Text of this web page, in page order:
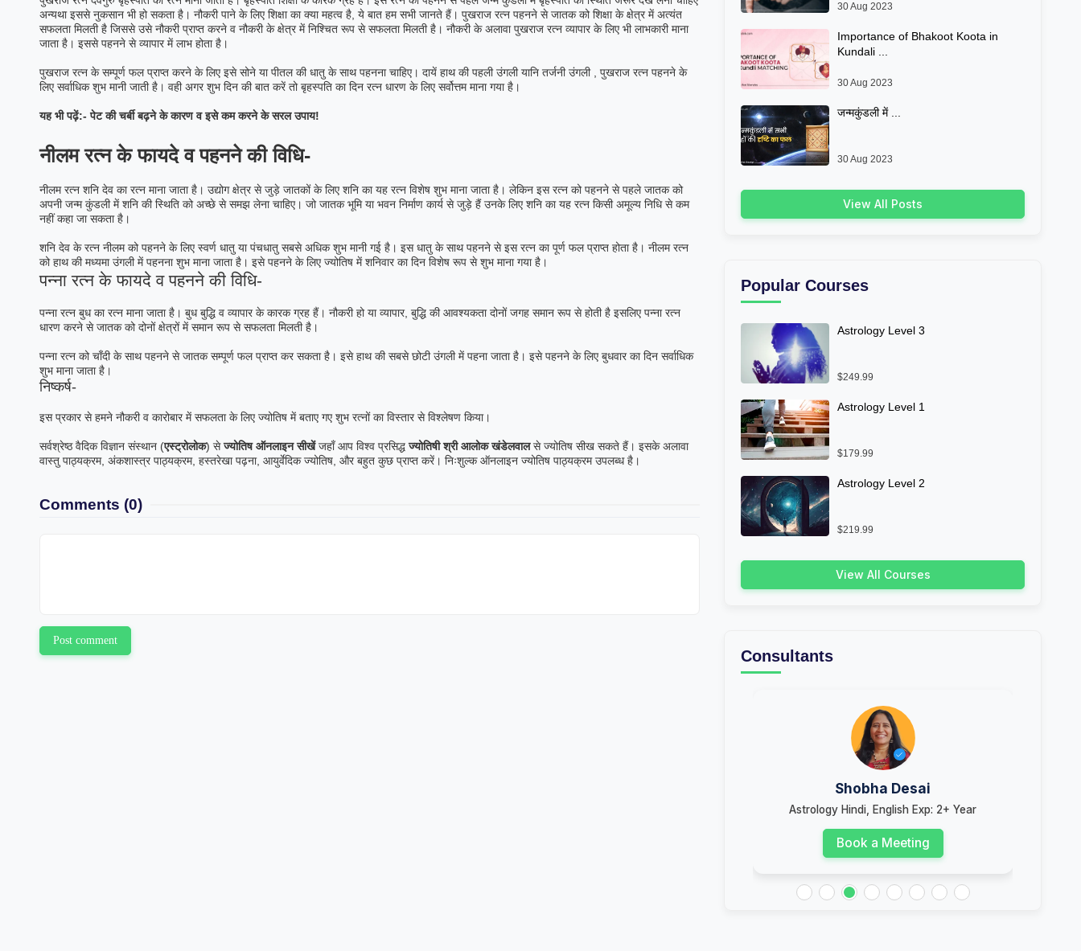
अन्यथा इससे नुकसान भी हो सकता है। नौकरी पाने के लिए शिक्षा का क्या महत्व है, ये बात हम सभी जानते हैं। पुखराज रत्न पहनने से जातक को शिक्षा के क्षेत्र में अत्यंत
सफलता मिलती है जिससे उसे नौकरी प्राप्त करने व नौकरी के क्षेत्र में निश्चित रूप से सफलता मिलती है। नौकरी के अलावा पुखराज रत्न व्यापार के लिए भी लाभकारी माना
जाता है। इससे पहनने से व्यापार में लाभ होता है।
पुखराज रत्न के सम्पूर्ण फल प्राप्त करने के लिए इसे सोने या पीतल की धातु के साथ पहनना चाहिए। दायें हाथ की पहली उंगली यानि तर्जनी उंगली , पुखराज रत्न पहनने के
लिए सर्वाधिक शुभ मानी जाती है। वही अगर शुभ दिन की बात करें तो बृहस्पति का दिन रत्न धारण के लिए सर्वोत्तम माना गया है।
यह भी पढ़ें:-पेट की चर्बी बढ़ने के कारण व इसे कम करने के सरल उपाय!
नीलम रत्न के फायदे व पहनने की विधि-
नीलम रत्न शनि देव का रत्न माना जाता है। उद्योग क्षेत्र से जुड़े जातकों के लिए शनि का यह रत्न विशेष शुभ माना जाता है। लेकिन इस रत्न को पहनने से पहले जातक को
अपनी जन्म कुंडली में शनि की स्थिति को अच्छे से समझ लेना चाहिए। जो जातक भूमि या भवन निर्माण कार्य से जुड़े हैं उनके लिए शनि का यह रत्न किसी अमूल्य निधि से कम
नहीं कहा जा सकता है।
शनि देव के रत्न नीलम को पहनने के लिए स्वर्ण धातु या पंचधातु सबसे अधिक शुभ मानी गई है। इस धातु के साथ पहनने से इस रत्न का पूर्ण फल प्राप्त होता है। नीलम रत्न
को हाथ की मध्यमा उंगली में पहनना शुभ माना जाता है। इसे पहनने के लिए ज्योतिष में शनिवार का दिन विशेष रूप से शुभ माना गया है।
पन्ना रत्न के फायदे व पहनने की विधि-
पन्ना रत्न बुध का रत्न माना जाता है। बुध बुद्धि व व्यापार के कारक ग्रह हैं। नौकरी हो या व्यापार, बुद्धि की आवश्यकता दोनों जगह समान रूप से होती है इसलिए पन्ना रत्न
धारण करने से जातक को दोनों क्षेत्रों में समान रूप से सफलता मिलती है।
पन्ना रत्न को चाँदी के साथ पहनने से जातक सम्पूर्ण फल प्राप्त कर सकता है। इसे हाथ की सबसे छोटी उंगली में पहना जाता है। इसे पहनने के लिए बुधवार का दिन सर्वाधिक
शुभ माना जाता है।
निष्कर्ष-
इस प्रकार से हमने नौकरी व कारोबार में सफलता के लिए ज्योतिष में बताए गए शुभ रत्नों का विस्तार से विश्लेषण किया।
सर्वश्रेष्ठ वैदिक विज्ञान संस्थान (एस्ट्रोलोक) सेज्योतिष ऑनलाइन सीखेंजहाँ आप विश्व प्रसिद्धज्योतिषी श्री आलोक खंडेलवालसे ज्योतिष सीख सकते हैं। इसके अलावा
वास्तु पाठ्यक्रम, अंकशास्त्र पाठ्यक्रम, हस्तरेखा पढ़ना, आयुर्वेदिक ज्योतिष, और बहुत कुछ प्राप्त करें। निःशुल्क ऑनलाइन ज्योतिष पाठ्यक्रम उपलब्ध है।
Comments (0)
Post comment
30 Aug 2023
Importance of Bhakoot Koota in
Kundali ...
30 Aug 2023
जन्मकुंडली में ...
30 Aug 2023
View All Posts
Popular Courses
Astrology Level 3
$249.99
Astrology Level 1
$179.99
Astrology Level 2
$219.99
View All Courses
Consultants
Shobha Desai
Astrology Hindi, English Exp: 2+ Year
Book a Meeting